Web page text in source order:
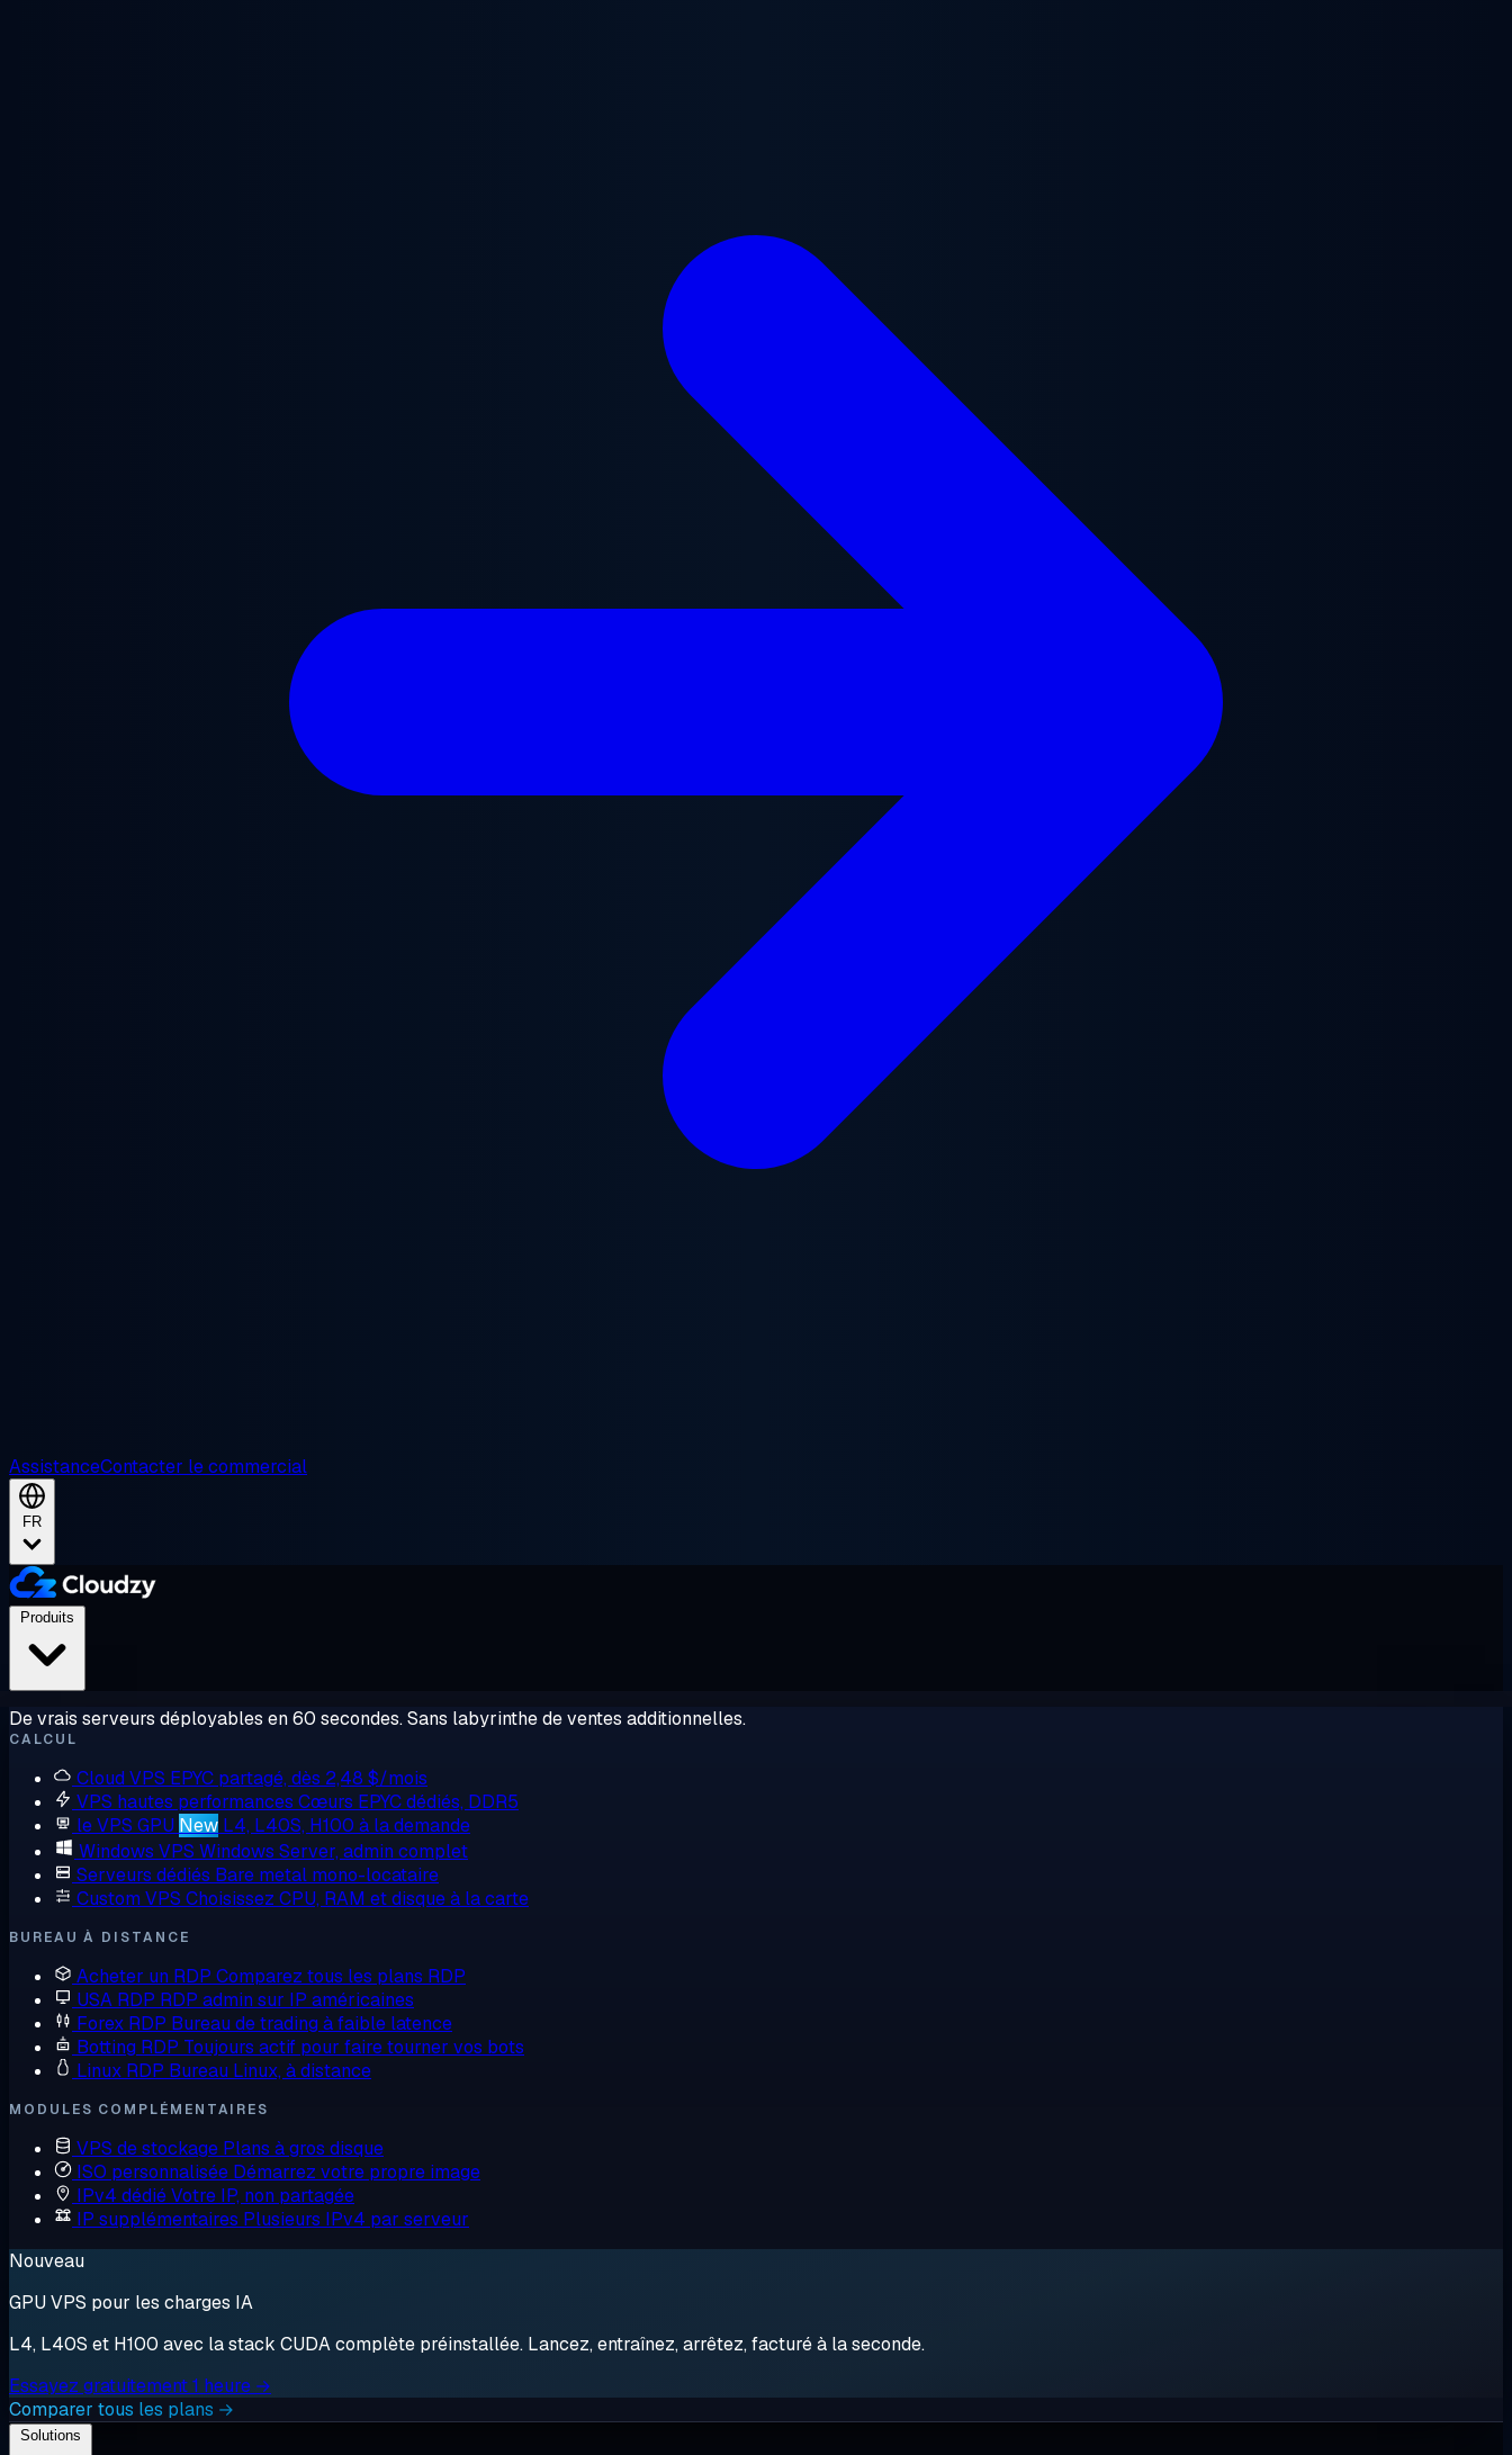
AssistanceContacter le commercial
FR
De vrais serveurs déployables en 60 secondes. Sans labyrinthe de ventes additionnelles.
CALCUL
Cloud VPS EPYC partagé, dès 2,48 $/mois
VPS hautes performances Cœurs EPYC dédiés, DDR5
le VPS GPU New L4, L40S, H100 à la demande
Windows VPS Windows Server, admin complet
Serveurs dédiés Bare metal mono-locataire
Custom VPS Choisissez CPU, RAM et disque à la carte
BUREAU À DISTANCE
Acheter un RDP Comparez tous les plans RDP
USA RDP RDP admin sur IP américaines
Forex RDP Bureau de trading à faible latence
Botting RDP Toujours actif pour faire tourner vos bots
Linux RDP Bureau Linux, à distance
MODULES COMPLÉMENTAIRES
VPS de stockage Plans à gros disque
ISO personnalisée Démarrez votre propre image
IPv4 dédiéVotre IP, non partagée
IP supplémentaires Plusieurs IPv4 par serveur
Nouveau
GPU VPS pour les charges IA
L4, L40S et H100 avec la stack CUDA complète préinstallée. Lancez, entraînez, arrêtez, facturé à la seconde.
Essayez gratuitement 1 heure →
Comparer tous les plans →